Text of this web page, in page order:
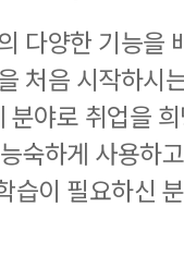
다양한 기능을
처음 시작하시
분야로 취업을
숙하게 사용하
습이 필요하신 분